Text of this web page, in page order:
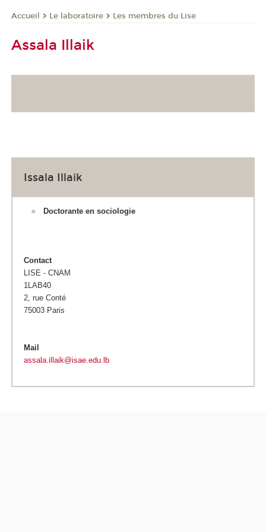
Accueil Le laboratoire Les membres du Lise
Assala Illaik
Issala Illaik
Doctorante en sociologie
Contact
LISE - CNAM
1LAB40
2, rue Conté
75003 Paris
Mail
assala.illaik@isae.edu.lb